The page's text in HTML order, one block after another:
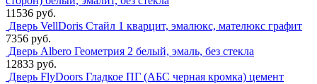
11536 руб.
Дверь VellDoris Стайл 1 кварцит, эмалюкс, мателюкс графит
7356 руб.
Дверь Albero Геометрия 2 белый, эмаль, без стекла
12833 руб.
Дверь FlyDoors Гладкое ПГ (АБС черная кромка) цемент